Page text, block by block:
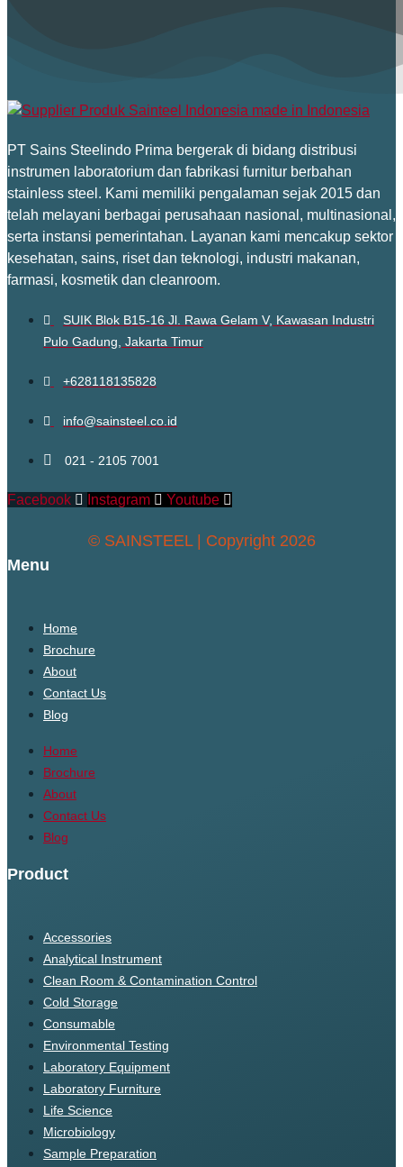
PT Sains Steelindo Prima bergerak di bidang distribusi
instrumen laboratorium dan fabrikasi furnitur berbahan
stainless steel. Kami memiliki pengalaman sejak 2015 dan
telah melayani berbagai perusahaan nasional, multinasional,
serta instansi pemerintahan. Layanan kami mencakup sektor
kesehatan, sains, riset dan teknologi, industri makanan,
farmasi, kosmetik dan cleanroom.
SUIK Blok B15-16 Jl. Rawa Gelam V, Kawasan Industri
Pulo Gadung, Jakarta Timur
+628118135828
info@sainsteel.co.id
021 - 2105 7001
Facebook Instagram Youtube
© SAINSTEEL | Copyright 2026
Menu
Home
Brochure
About
Contact Us
Blog
Home
Brochure
About
Contact Us
Blog
Product
Accessories
Analytical Instrument
Clean Room & Contamination Control
Cold Storage
Consumable
Environmental Testing
Laboratory Equipment
Laboratory Furniture
Life Science
Microbiology
Sample Preparation